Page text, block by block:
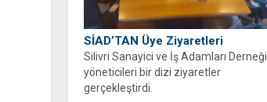
SİAD’TAN Üye Ziyaretleri
Silivri Sanayici ve İş Adamları Derneği
yöneticileri bir dizi ziyaretler
gerçekleştirdi.